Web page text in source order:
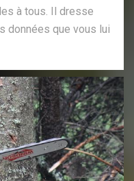
à tous. Il dresse
données que vous lui